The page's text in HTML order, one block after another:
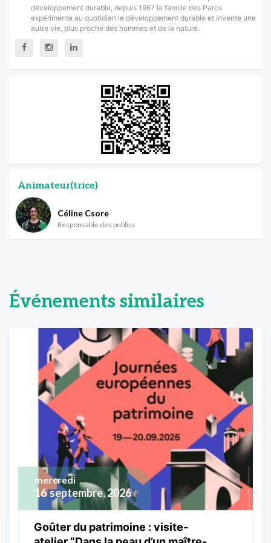
développement durable, depuis 1967 la famille des Parcs
expérimente au quotidien le développement durable et invente une
autre vie, plus proche des hommes et de la nature.
Animateur(trice)
Céline Csore
Responsable des publics
Événements similaires
16 septembre, 2026
mercredi
Goûter du patrimoine : visite-